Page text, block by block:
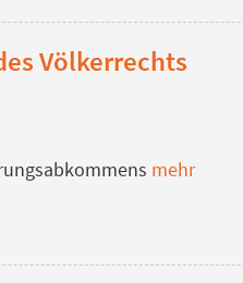
Völkerrechts
mehr